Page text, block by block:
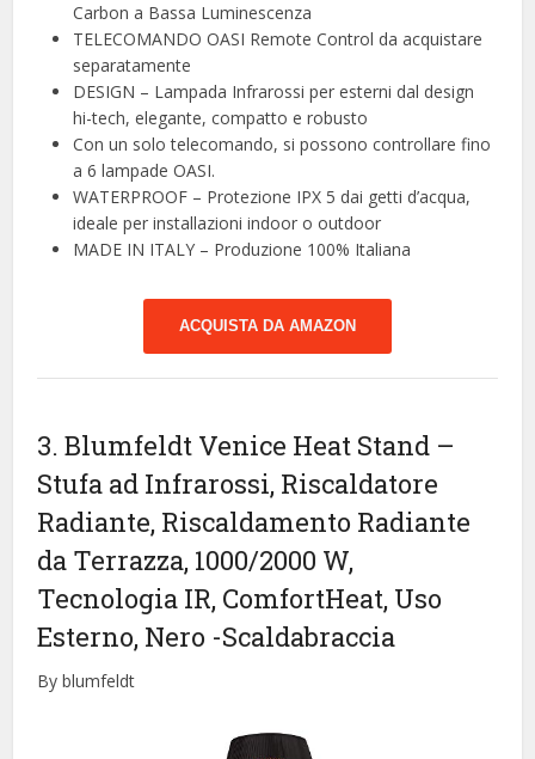
Carbon a Bassa Luminescenza
TELECOMANDO OASI Remote Control da acquistare
separatamente
️DESIGN – Lampada Infrarossi per esterni dal design
hi-tech, elegante, compatto e robusto
Con un solo telecomando, si possono controllare fino
a 6 lampade OASI.
️WATERPROOF – Protezione IPX 5 dai getti d’acqua,
ideale per installazioni indoor o outdoor
️MADE IN ITALY – Produzione 100% Italiana
ACQUISTA DA AMAZON
3. Blumfeldt Venice Heat Stand –
Stufa ad Infrarossi, Riscaldatore
Radiante, Riscaldamento Radiante
da Terrazza, 1000/2000 W,
Tecnologia IR, ComfortHeat, Uso
Esterno, Nero -Scaldabraccia
By blumfeldt